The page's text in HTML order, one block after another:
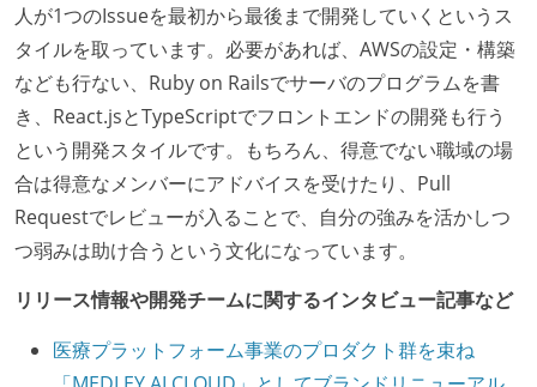
人が1つのIssueを最初から最後まで開発していくというス
タイルを取っています。必要があれば、AWSの設定・構築
なども行ない、Ruby on Railsでサーバのプログラムを書
き、React.jsとTypeScriptでフロントエンドの開発も行う
という開発スタイルです。もちろん、得意でない職域の場
合は得意なメンバーにアドバイスを受けたり、Pull
Requestでレビューが入ることで、自分の強みを活かしつ
つ弱みは助け合うという文化になっています。
リリース情報や開発チームに関するインタビュー記事など
医療プラットフォーム事業のプロダクト群を束ね